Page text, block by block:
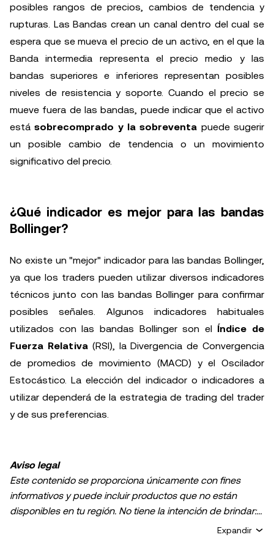
posibles rangos de precios, cambios de tendencia y
rupturas. Las Bandas crean un canal dentro del cual se
espera que se mueva el precio de un activo, en el que la
Banda intermedia representa el precio medio y las
bandas superiores e inferiores representan posibles
niveles de resistencia y soporte. Cuando el precio se
mueve fuera de las bandas, puede indicar que el activo
estásobrecomprado y la sobreventa puede sugerir
un posible cambio de tendencia o un movimiento
significativo del precio.
¿Qué indicador es mejor para las bandas
Bollinger?
No existe un "mejor" indicador para las bandas Bollinger,
ya que los traders pueden utilizar diversos indicadores
técnicos junto con las bandas Bollinger para confirmar
posibles señales. Algunos indicadores habituales
utilizados con las bandas Bollinger son el Índice de
Fuerza Relativa(RSI), la Divergencia de Convergencia
de promedios de movimiento (MACD) y el Oscilador
Estocástico. La elección del indicador o indicadores a
utilizar dependerá de la estrategia de trading del trader
y de sus preferencias.
Aviso legal
Este contenido se proporciona únicamente con fines
informativos y puede incluir productos que no están
disponibles en tu región. No tiene la intención de brindar:
(i) asesoramiento o recomendaciones de inversión, (ii)
Expandir